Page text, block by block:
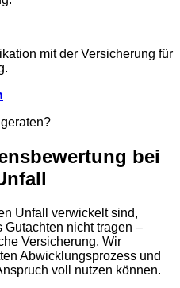
mit der Versicherung für
bei
Unfall verwickelt sind,
Gutachten nicht tragen –
Versicherung. Wir
Abwicklungsprozess und
voll nutzen können.